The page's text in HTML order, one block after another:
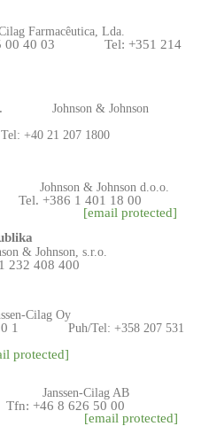
Farmacêutica, Lda.
00 40 03
Tel: +351 214
Johnson & Johnson
Tel: +40 21 207 1800
Johnson & Johnson d.o.o.
Tel. +386 1 401 18 00
[email protected]
& Johnson, s.r.o.
232 408 400
Cilag Oy
1
Puh/Tel: +358 207 531
protected]
Janssen-Cilag AB
Tfn: +46 8 626 50 00
[email protected]